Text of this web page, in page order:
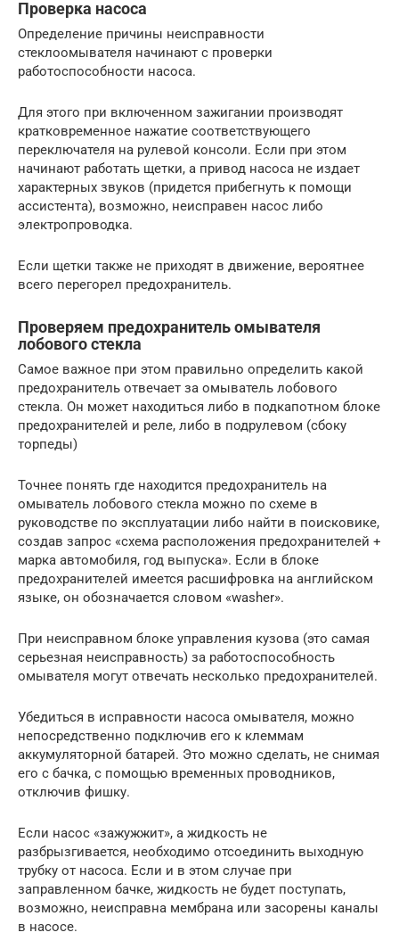
Проверка насоса
Определение причины неисправности
стеклоомывателя начинают с проверки
работоспособности насоса.
Для этого при включенном зажигании производят
кратковременное нажатие соответствующего
переключателя на рулевой консоли. Если при этом
начинают работать щетки, а привод насоса не издает
характерных звуков (придется прибегнуть к помощи
ассистента), возможно, неисправен насос либо
электропроводка.
Если щетки также не приходят в движение, вероятнее
всего перегорел предохранитель.
Проверяем предохранитель омывателя
лобового стекла
Самое важное при этом правильно определить какой
предохранитель отвечает за омыватель лобового
стекла. Он может находиться либо в подкапотном блоке
предохранителей и реле, либо в подрулевом (сбоку
торпеды)
Точнее понять где находится предохранитель на
омыватель лобового стекла можно по схеме в
руководстве по эксплуатации либо найти в поисковике,
создав запрос «схема расположения предохранителей +
марка автомобиля, год выпуска». Если в блоке
предохранителей имеется расшифровка на английском
языке, он обозначается словом «washer».
При неисправном блоке управления кузова (это самая
серьезная неисправность) за работоспособность
омывателя могут отвечать несколько предохранителей.
Убедиться в исправности насоса омывателя, можно
непосредственно подключив его к клеммам
аккумуляторной батарей. Это можно сделать, не снимая
его с бачка, с помощью временных проводников,
отключив фишку.
Если насос «зажужжит», а жидкость не
разбрызгивается, необходимо отсоединить выходную
трубку от насоса. Если и в этом случае при
заправленном бачке, жидкость не будет поступать,
возможно, неисправна мембрана или засорены каналы
в насосе.